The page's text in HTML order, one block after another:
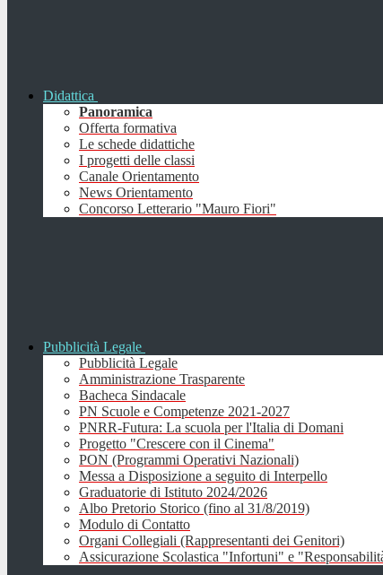
Didattica
Panoramica
Offerta formativa
Le schede didattiche
I progetti delle classi
Canale Orientamento
News Orientamento
Concorso Letterario "Mauro Fiori"
Pubblicità Legale
Pubblicità Legale
Amministrazione Trasparente
Bacheca Sindacale
PN Scuole e Competenze 2021-2027
PNRR-Futura: La scuola per l'Italia di Domani
Progetto "Crescere con il Cinema"
PON (Programmi Operativi Nazionali)
Messa a Disposizione a seguito di Interpello
Graduatorie di Istituto 2024/2026
Albo Pretorio Storico (fino al 31/8/2019)
Modulo di Contatto
Organi Collegiali (Rappresentanti dei Genitori)
Assicurazione Scolastica "Infortuni" e